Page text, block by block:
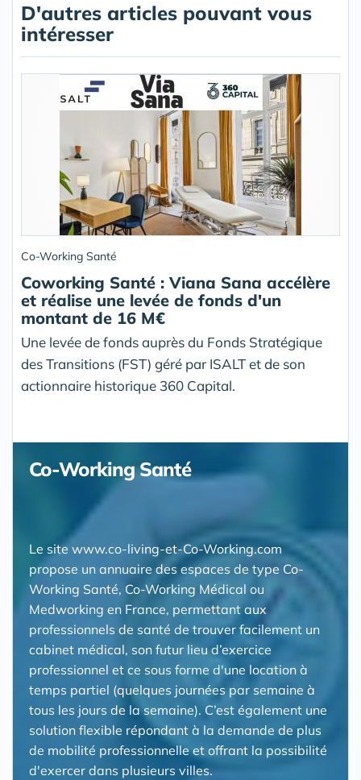
D'autres articles pouvant vous
intéresser
Co-Working Santé
Coworking Santé : Viana Sana accélère
et réalise une levée de fonds d'un
montant de 16 M€
Une levée de fonds auprès du Fonds Stratégique
des Transitions (FST) géré par ISALT et de son
actionnaire historique 360 Capital.
Co-Working Santé
Le site www.co-living-et-Co-Working.com
propose un annuaire des espaces de type Co-
Working Santé, Co-Working Médical ou
Medworking en France, permettant aux
professionnels de santé de trouver facilement un
cabinet médical, son futur lieu d’exercice
professionnel et ce sous forme d'une location à
temps partiel (quelques journées par semaine à
tous les jours de la semaine). C’est également une
solution flexible répondant à la demande de plus
de mobilité professionnelle et offrant la possibilité
d'exercer dans plusieurs villes.